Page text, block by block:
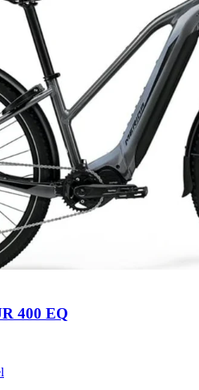
400 EQ